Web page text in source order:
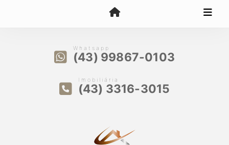
Whatsapp
(43) 99867-0103
Imobiliária
(43) 3316-3015